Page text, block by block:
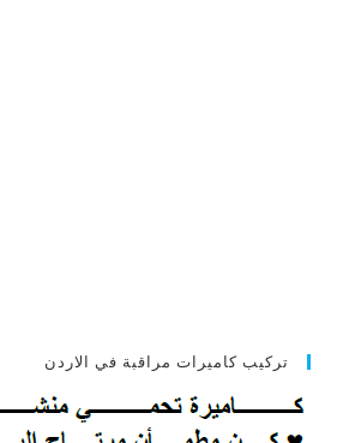
تركيب كاميرات مراقبة في الاردن